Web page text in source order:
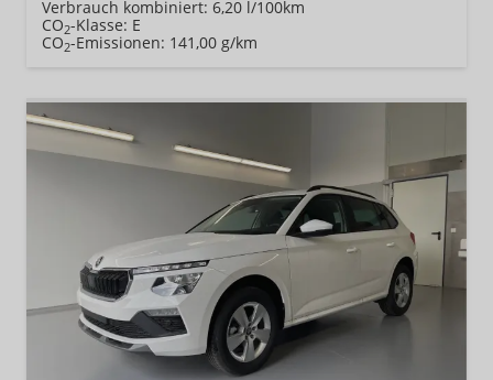
Verbrauch kombiniert: 6,20 l/100km
CO2-Klasse: E
CO2-Emissionen: 141,00 g/km